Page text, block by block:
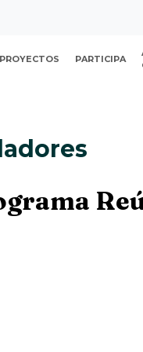
PROYECTOS PARTICIPA